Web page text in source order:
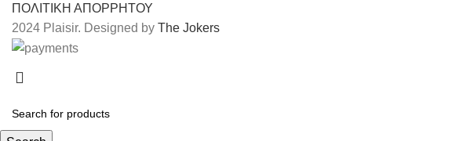
ΠΟΛΙΤΙΚΗ ΑΠΟΡΡΗΤΟΥ
2024 Plaisir. Designed by The Jokers